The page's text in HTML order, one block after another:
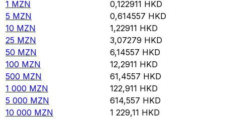
1 MZN 0,122911 HKD
5 MZN 0,614557 HKD
10 MZN 1,22911 HKD
25 MZN 3,07279 HKD
50 MZN 6,14557 HKD
100 MZN 12,2911 HKD
500 MZN 61,4557 HKD
1 000 MZN 122,911 HKD
5 000 MZN 614,557 HKD
10 000 MZN 1 229,11 HKD